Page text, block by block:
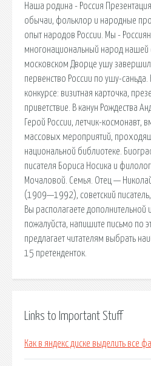
Наша родина - Россия
обычаи, фольклор и народные
опыт народов России. Мы -
многонациональный народ
московском Дворце ушу
первенство России по ушу-саньда.
конкурсе: визитная карточка,
приветствие. В канун Рождества
Герой России, летчик-
массовых мероприятий,
национальной библиотеке.
писателя Бориса Носика и
Мочаловой. Семья. Отец —
(1909—1992), советский
Вы располагаете
пожалуйста, напишите письмо по
предлагает читателям выбрать
15 претенденток.
Links to Important Stuff
Как в яндекс диске выделить все